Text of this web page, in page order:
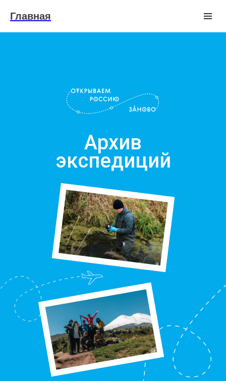
Главная
Архив
экспедиций